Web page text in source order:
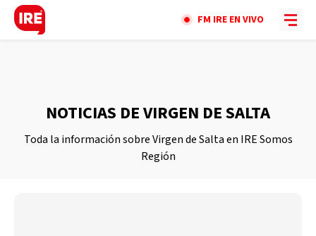
FM IRE EN VIVO
NOTICIAS DE VIRGEN DE SALTA
Toda la información sobre Virgen de Salta en IRE Somos
Región